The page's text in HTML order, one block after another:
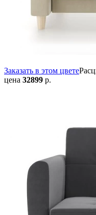
Заказать в этом цвете
цена 32899 р.